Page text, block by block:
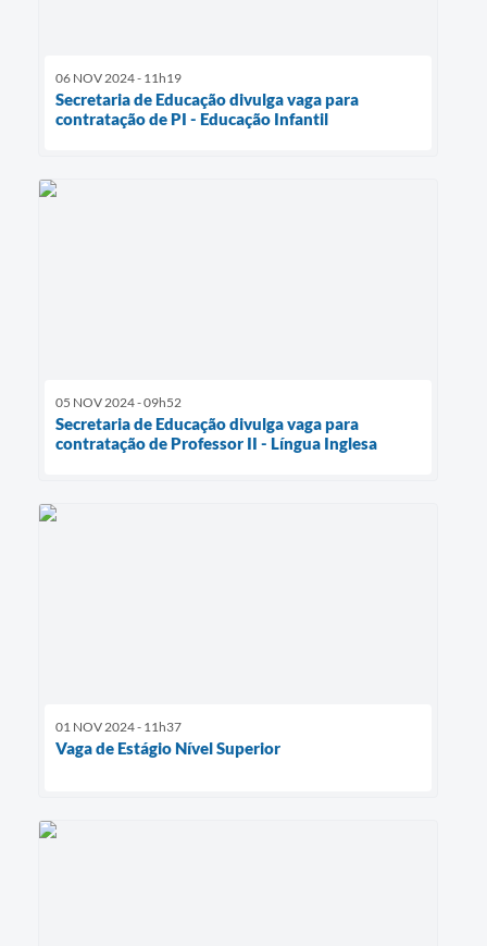
06 NOV 2024 - 11h19
Secretaria de Educação divulga vaga para
contratação de PI - Educação Infantil
05 NOV 2024 - 09h52
Secretaria de Educação divulga vaga para
contratação de Professor II - Língua Inglesa
01 NOV 2024 - 11h37
Vaga de Estágio Nível Superior